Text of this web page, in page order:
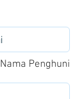
Nama Penghuni